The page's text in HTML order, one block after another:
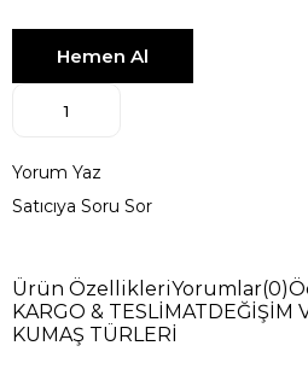
Yorum Yaz
Satıcıya Soru Sor
Ürün ÖzellikleriYorumlar(0)
KARGO & TESLİMAT DEĞİŞİM
KUMAŞ TÜRLERİ